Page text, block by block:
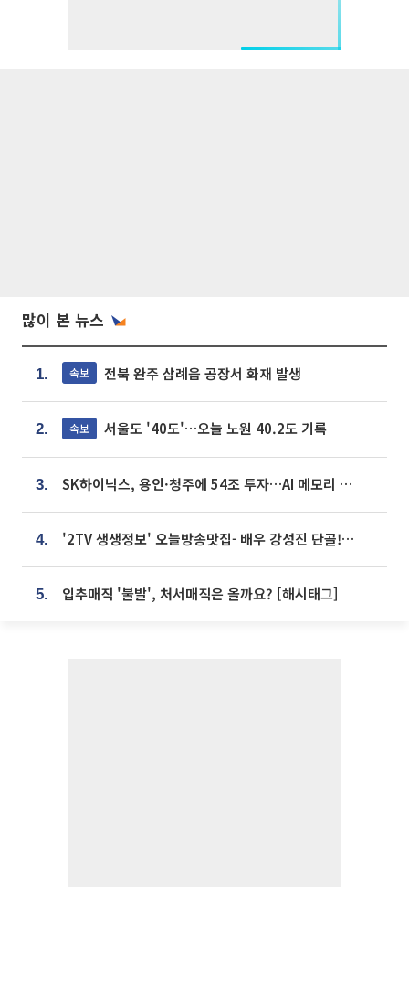
많이 본 뉴스
1. 속보 전북 완주 삼례읍 공장서 화재 발생
2. 속보 서울도 '40도'…오늘 노원 40.2도 기록
3. SK하이닉스, 용인·청주에 54조 투자…AI 메모리 생산기지 키운다
4. '2TV 생생정보' 오늘방송맛집- 배우 강성진 단골! 쌀국수ㆍ푸팟퐁 커리 맛집 '블○○○'
5. 입추매직 '불발', 처서매직은 올까요? [해시태그]